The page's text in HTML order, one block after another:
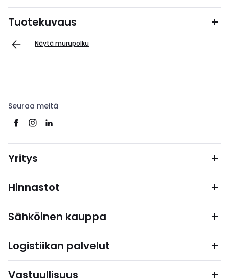
Tuotekuvaus
Näytä murupolku
Seuraa meitä
Yritys
Hinnastot
Sähköinen kauppa
Logistiikan palvelut
Vastuullisuus